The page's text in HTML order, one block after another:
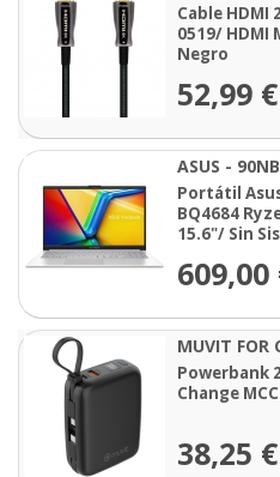
Cable HDMI
0519/ HDMI
Negro
52,99 €
ASUS -
Portátil
BQ4684
15.6"/ Sin
609,00
MUVIT FOR
Powerbank
Change
38,25 €